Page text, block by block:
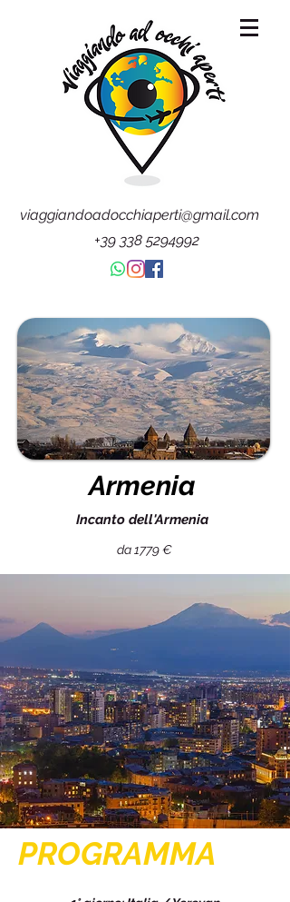
viaggiandoadocchiaperti@gmail.com
+39 338 5294992
Armenia
Incanto dell'Armenia
da 1779 €
PROGRAMMA